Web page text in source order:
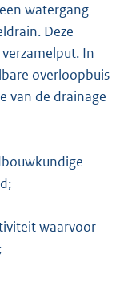
watergang
Deze
In
overloopbuis
van de drainage
waarvoor